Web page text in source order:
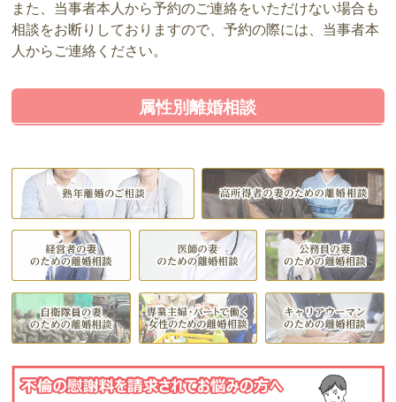
また、当事者本人から予約のご連絡をいただけない場合も
相談をお断りしておりますので、予約の際には、当事者本
人からご連絡ください。
属性別離婚相談